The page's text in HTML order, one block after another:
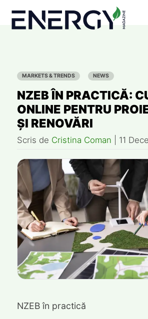
content
MARKETS & TRENDS NEWS
NZEB ÎN PRACTICĂ:
ONLINE PENTRU
ȘI RENOVĂRI
Scris de Cristina Coman 11
NZEB în practică